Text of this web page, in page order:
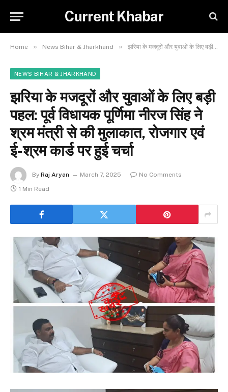
Current Khabar
Home » News Bihar & Jharkhand » झरिया के मजदूरों और युवाओं के लिए बड़ी पहल: पूर्व विधायक पूर्णिमा नीरज सिंह ने श्रम मंत्री से की मुलाकात, रोजगार एवं ई-श्रम कार्ड पर हुई चर्चा
NEWS BIHAR & JHARKHAND
झरिया के मजदूरों और युवाओं के लिए बड़ी
पहल: पूर्व विधायक पूर्णिमा नीरज सिंह ने
श्रम मंत्री से की मुलाकात, रोजगार एवं
ई-श्रम कार्ड पर हुई चर्चा
By Raj Aryan March 7, 2025
No Comments
1 Min Read